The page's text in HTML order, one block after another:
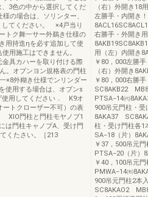
色の中から選択してくだ
の場合は、ソリンター、
してください。 ×4戸当り
トク舞一サー外鵜き仕様の
用持迭ηを必す追加して使
用施工はできません。
具カハーを取り付ける際
。オブンヨン規格表の門柱
×8外糊き仕様でンリンダー
使用する場合は、オブンs
使用してください． K9オ
トクローザー不可）の表
XIO門柱と門柱モヤノブ1
は門柱キャノブA、受け門
くたさい。［213
（右）外開き18
左勝手・内開き
右勝手・外開き
用（左）内開き
￥80，000左勝
（右）外開き
￥80，000右勝
SC8AKB22
PTSA−14㈹
900吊元門柱・
8AKA37
柱・受け門柱各1
SA−18（片）
￥37，500吊元
PTSA−20（片
￥40，100吊元
PMWA−14㈲
900吊元門柱2本
SC8AKAO2